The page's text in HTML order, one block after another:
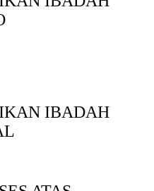
IBADAH